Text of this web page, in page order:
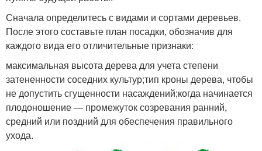
Сначала определитесь с видами и сортами деревьев.
После этого составьте план посадки, обозначив для
каждого вида его отличительные признаки:
максимальная высота дерева для учета степени
затененности соседних культур;тип кроны дерева, чтобы
не допустить сгущенности насаждений;когда начинается
плодоношение — промежуток созревания ранний,
средний или поздний для обеспечения правильного
ухода.